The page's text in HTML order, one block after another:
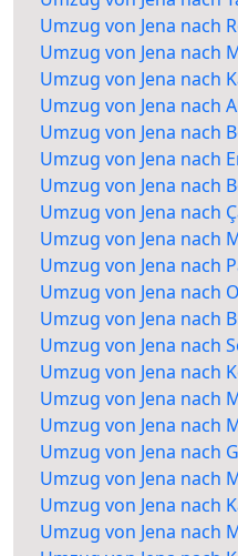
Umzug von Jena nach
Umzug von Jena nach
Umzug von Jena nach
Umzug von Jena nach
Umzug von Jena nach
Umzug von Jena nach
Umzug von Jena nach
Umzug von Jena nach
Umzug von Jena nach
Umzug von Jena nach
Umzug von Jena nach
Umzug von Jena nach
Umzug von Jena nach
Umzug von Jena nach
Umzug von Jena nach
Umzug von Jena nach
Umzug von Jena nach
Umzug von Jena nach
Umzug von Jena nach
Umzug von Jena nach